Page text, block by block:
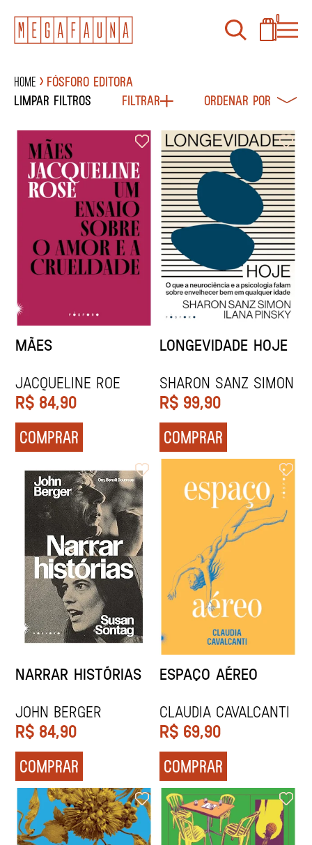
0
Home
Fósforo Editora
Filtrar
Limpar filtros
MÃES
Jacqueline Roe
R$ 84,90
COMPRAR
LONGEVIDADE HOJE
Sharon Sanz Simon
R$ 99,90
COMPRAR
NARRAR HISTÓRIAS
John Berger
R$ 84,90
COMPRAR
ESPAÇO AÉREO
Claudia Cavalcanti
R$ 69,90
COMPRAR